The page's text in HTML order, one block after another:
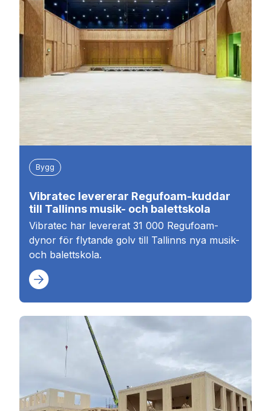
Bygg
Vibratec levererar Regufoam-kuddar
till Tallinns musik- och balettskola
Vibratec har levererat 31 000 Regufoam-
dynor för flytande golv till Tallinns nya musik-
och balettskola.